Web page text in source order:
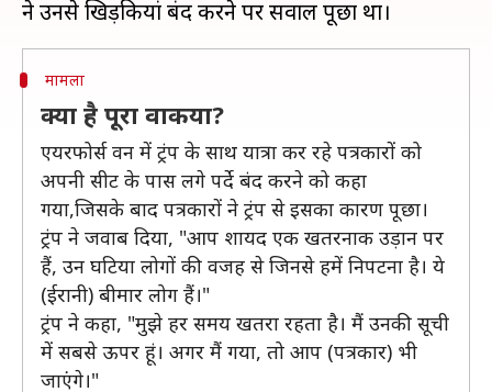
मामला
क्या है पूरा वाकया?
एयरफोर्स वन में ट्रंप के साथ यात्रा कर रहे पत्रकारों को
अपनी सीट के पास लगे पर्दे बंद करने को कहा
गया,जिसके बाद पत्रकारों ने ट्रंप से इसका कारण पूछा।
ट्रंप ने जवाब दिया, "आप शायद एक खतरनाक उड़ान पर
हैं, उन घटिया लोगों की वजह से जिनसे हमें निपटना है। ये
(ईरानी) बीमार लोग हैं।"
ट्रंप ने कहा, "मुझे हर समय खतरा रहता है। मैं उनकी सूची
में सबसे ऊपर हूं। अगर मैं गया, तो आप (पत्रकार) भी
जाएंगे।"